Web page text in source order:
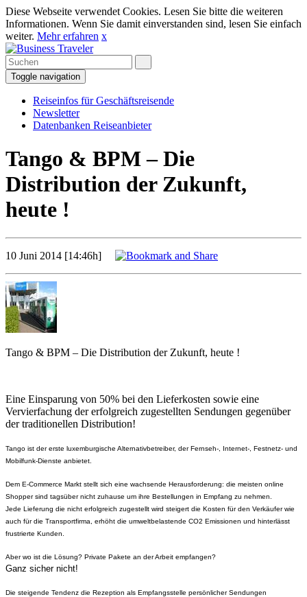
Diese Webseite verwendet Cookies. Lesen Sie bitte die weiteren
Informationen. Wenn Sie damit einverstanden sind, lesen Sie einfach
weiter. Mehr erfahren x
Toggle navigation
Reiseinfos für Geschäftsreisende
Newsletter
Datenbanken Reiseanbieter
Tango & BPM – Die
Distribution der Zukunft,
heute !
10 Juni 2014 [14:46h]
Tango & BPM – Die Distribution der Zukunft, heute !
Eine Einsparung von 50% bei den Lieferkosten sowie eine
Vervierfachung der erfolgreich zugestellten Sendungen gegenüber
der traditionellen Distribution!
Tango ist der erste luxemburgische Alternativbetreiber, der Fernseh-, Internet-, Festnetz- und
Mobilfunk-Dienste anbietet.
Dem E-Commerce Markt stellt sich eine wachsende Herausforderung: die meisten online
Shopper sind tagsüber nicht zuhause um ihre Bestellungen in Empfang zu nehmen.
Jede Lieferung die nicht erfolgreich zugestellt wird steigert die Kosten für den Verkäufer wie
auch für die Transportfirma, erhöht die umweltbelastende CO2 Emissionen und hinterlässt
frustrierte Kunden.
Aber wo ist die Lösung? Private Pakete an der Arbeit empfangen?
Ganz sicher nicht!
Die steigende Tendenz die Rezeption als Empfangsstelle persönlicher Sendungen